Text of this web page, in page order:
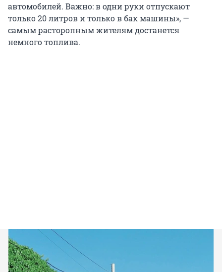
автомобилей. Важно: в одни руки отпускают
только 20 литров и только в бак машины», —
самым расторопным жителям достанется
немного топлива.